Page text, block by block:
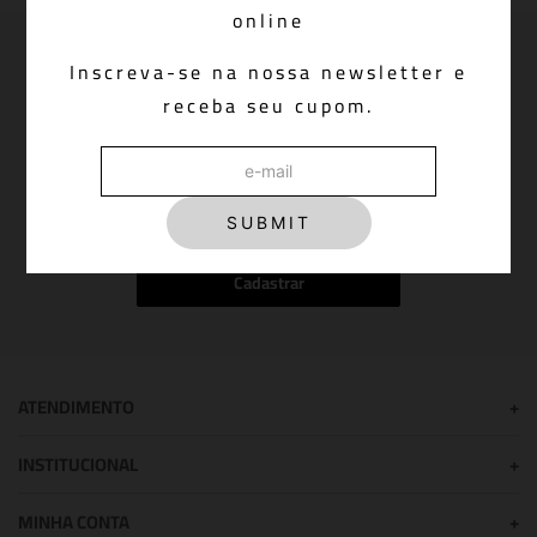
online
Inscreva-se na nossa newsletter e
receba seu cupom.
SUBMIT
Newsletter: join us!
Inscreva-se em nossa newsletter para receber
Cadastrar
ATENDIMENTO
+